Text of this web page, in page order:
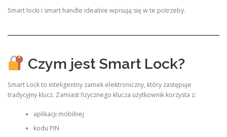
Smart locki i smart handle idealnie wpisują się w te potrzeby.
Czym jest Smart Lock?
Smart Lock to inteligentny zamek elektroniczny, który zastępuje
tradycyjny klucz. Zamiast fizycznego klucza użytkownik korzysta z:
aplikacji mobilnej
kodu PIN